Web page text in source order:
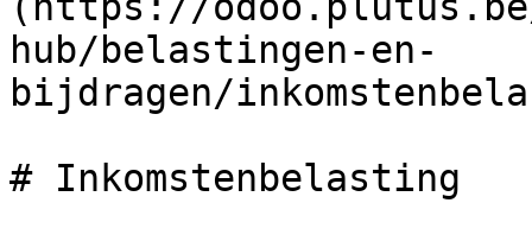
hub/belastingen-en-
bijdragen/
# Inkomstenbelasting